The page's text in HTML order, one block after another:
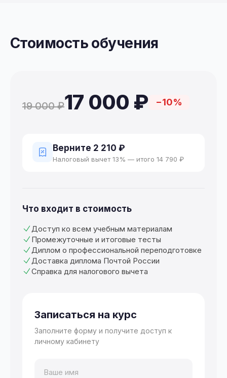
Стоимость обучения
19 000 ₽17 000 ₽ −10%
Верните 2 210 ₽
Налоговый вычет 13% — итого 14 790 ₽
Что входит в стоимость
Доступ ко всем учебным материалам
Промежуточные и итоговые тесты
Диплом о профессиональной переподготовке
Доставка диплома Почтой России
Справка для налогового вычета
Записаться на курс
Заполните форму и получите доступ к
личному кабинету